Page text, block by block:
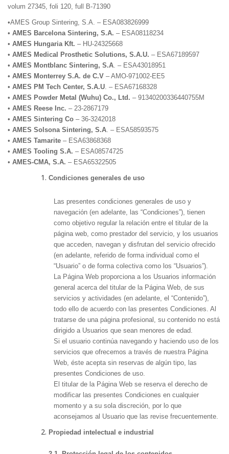
volum 27345, foli 120, full B-71390
•AMES Group Sintering, S.A. – ESA083826999
• AMES Barcelona Sintering, S.A. – ESA08118234
• AMES Hungaria Kft. – HU-24325668
• AMES Medical Prosthetic Solutions, S.A.U. – ESA67189597
• AMES Montblanc Sintering, S.A. – ESA43018951
• AMES Monterrey S.A. de C.V – AMO-971002-EE5
• AMES PM Tech Center, S.A.U. – ESA67168328
• AMES Powder Metal (Wuhu) Co., Ltd. – 91340200336440755M
• AMES Reese Inc. – 23-2867179
• AMES Sintering Co – 36-3242018
• AMES Solsona Sintering, S.A. – ESA58593575
• AMES Tamarite – ESA63868368
• AMES Tooling S.A. – ESA08574725
• AMES-CMA, S.A. – ESA65322505
Condiciones generales de uso
Las presentes condiciones generales de uso y
navegación (en adelante, las “Condiciones”), tienen
como objetivo regular la relación entre el titular de la
página web, como prestador del servicio, y los usuarios
que acceden, navegan y disfrutan del servicio ofrecido
(en adelante, referido de forma individual como el
“Usuario” o de forma colectiva como los “Usuarios”).
La Página Web proporciona a los Usuarios información
general acerca del titular de la Página Web, de sus
servicios y actividades (en adelante, el “Contenido”),
todo ello de acuerdo con las presentes Condiciones. Al
tratarse de una página profesional, su contenido no está
dirigido a Usuarios que sean menores de edad.
Si el usuario continúa navegando y haciendo uso de los
servicios que ofrecemos a través de nuestra Página
Web, éste acepta sin reservas de algún tipo, las
presentes Condiciones de uso.
El titular de la Página Web se reserva el derecho de
modificar las presentes Condiciones en cualquier
momento y a su sola discreción, por lo que
aconsejamos al Usuario que las revise frecuentemente.
Propiedad intelectual e industrial